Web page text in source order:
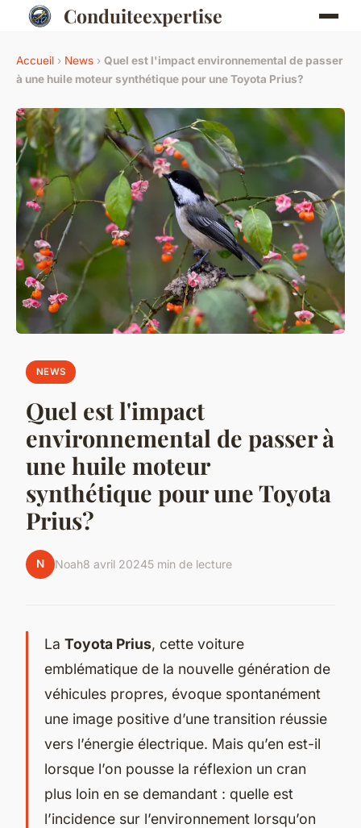
Conduiteexpertise
Accueil › News › Quel est l'impact environnemental de passer
à une huile moteur synthétique pour une Toyota Prius?
NEWS
Quel est l'impact
environnemental de passer à
une huile moteur
synthétique pour une Toyota
Prius?
N Noah8 avril 20245 min de lecture
La Toyota Prius, cette voiture
emblématique de la nouvelle génération de
véhicules propres, évoque spontanément
une image positive d’une transition réussie
vers l’énergie électrique. Mais qu’en est-il
lorsque l’on pousse la réflexion un cran
plus loin en se demandant : quelle est
l’incidence sur l’environnement lorsqu’on